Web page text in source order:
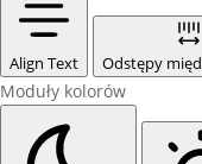
Align Text Odstępy
Moduły kolorów